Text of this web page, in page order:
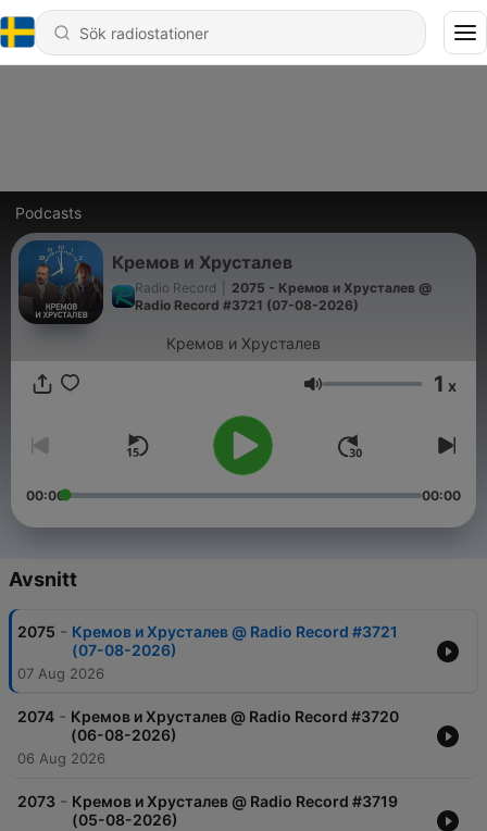
Podcasts
Кремов и Хрусталев
Radio Record
2075 - Кремов и Хрусталев @
Radio Record #3721 (07-08-2026)
Кремов и Хрусталев
Volym 1 x
00:00 00:00
Avsnitt
2075 - Кремов и Хрусталев @ Radio Record #3721
(07-08-2026)
07 Aug 2026
2074 - Кремов и Хрусталев @ Radio Record #3720
(06-08-2026)
06 Aug 2026
2073 - Кремов и Хрусталев @ Radio Record #3719
(05-08-2026)